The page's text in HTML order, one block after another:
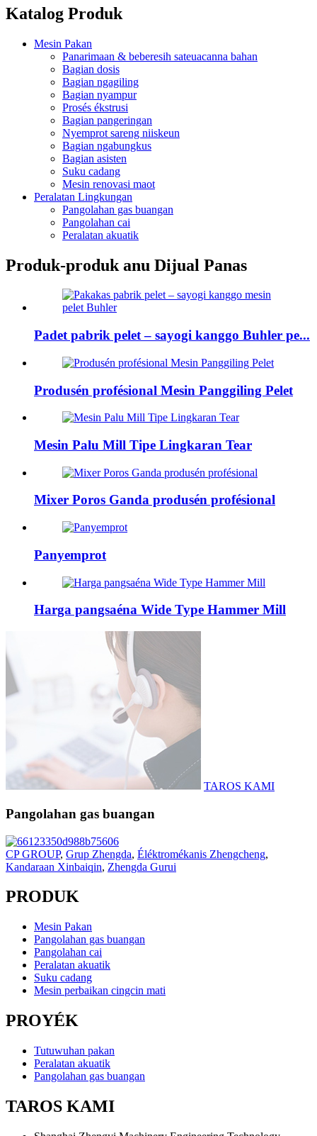
Katalog Produk
Mesin Pakan
Panarimaan & beberesih sateuacanna bahan
Bagian dosis
Bagian ngagiling
Bagian nyampur
Prosés ékstrusi
Bagian pangeringan
Nyemprot sareng niiskeun
Bagian ngabungkus
Bagian asisten
Suku cadang
Mesin renovasi maot
Peralatan Lingkungan
Pangolahan gas buangan
Pangolahan cai
Peralatan akuatik
Produk-produk anu Dijual Panas
Padet pabrik pelet – sayogi kanggo Buhler pe...
Produsén profésional Mesin Panggiling Pelet
Mesin Palu Mill Tipe Lingkaran Tear
Mixer Poros Ganda produsén profésional
Panyemprot
Harga pangsaéna Wide Type Hammer Mill
TAROS KAMI
Pangolahan gas buangan
CP GROUP, Grup Zhengda, Éléktromékanis Zhengcheng,
Kandaraan Xinbaiqin, Zhengda Gurui
PRODUK
Mesin Pakan
Pangolahan gas buangan
Pangolahan cai
Peralatan akuatik
Suku cadang
Mesin perbaikan cingcin mati
PROYÉK
Tutuwuhan pakan
Peralatan akuatik
Pangolahan gas buangan
TAROS KAMI